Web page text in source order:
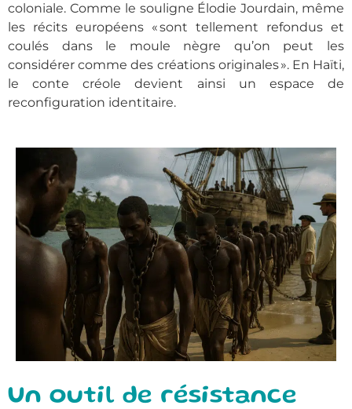
coloniale. Comme le souligne Élodie Jourdain, même
les récits européens « sont tellement refondus et
coulés dans le moule nègre qu’on peut les
considérer comme des créations originales ». En Haïti,
le conte créole devient ainsi un espace de
reconfiguration identitaire.
Un outil de résistance